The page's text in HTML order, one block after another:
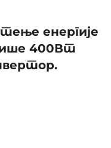
енергије
400Вт